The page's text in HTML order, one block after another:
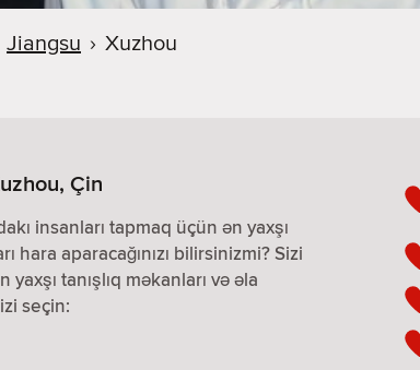
Jiangsu › Xuzhou
Çin
insanları tapmaq üçün ən yaxşı
hara aparacağınızı bilirsinizmi? Sizi
yaxşı tanışlıq məkanları və əla
seçin: